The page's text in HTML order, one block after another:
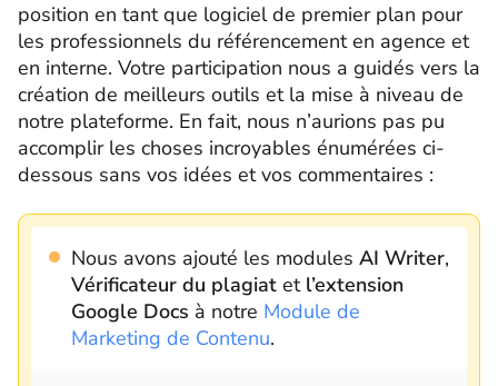
position en tant que logiciel de premier plan pour
les professionnels du référencement en agence et
en interne. Votre participation nous a guidés vers la
création de meilleurs outils et la mise à niveau de
notre plateforme. En fait, nous n’aurions pas pu
accomplir les choses incroyables énumérées ci-
dessous sans vos idées et vos commentaires :
Nous avons ajouté les modules AI Writer,
Vérificateur du plagiat et l’extension
Google Docs à notre Module de
Marketing de Contenu.